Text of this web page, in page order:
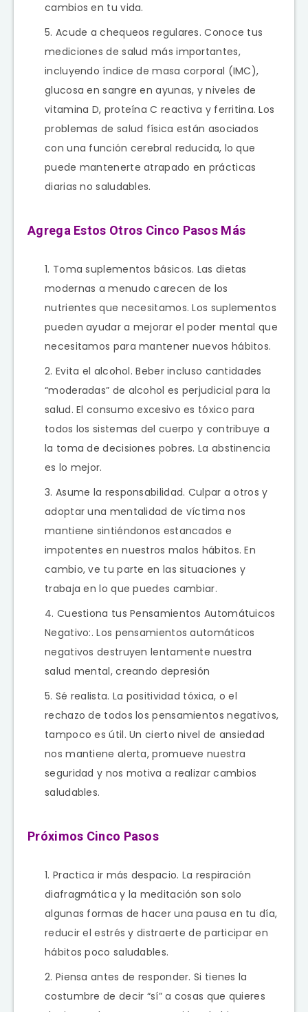
cambios en tu vida.
Acude a chequeos regulares. Conoce tus
mediciones de salud más importantes,
incluyendo índice de masa corporal (IMC),
glucosa en sangre en ayunas, y niveles de
vitamina D, proteína C reactiva y ferritina. Los
problemas de salud física están asociados
con una función cerebral reducida, lo que
puede mantenerte atrapado en prácticas
diarias no saludables.
Agrega Estos Otros Cinco Pasos Más
Toma suplementos básicos. Las dietas
modernas a menudo carecen de los
nutrientes que necesitamos. Los suplementos
pueden ayudar a mejorar el poder mental que
necesitamos para mantener nuevos hábitos.
Evita el alcohol. Beber incluso cantidades
“moderadas” de alcohol es perjudicial para la
salud. El consumo excesivo es tóxico para
todos los sistemas del cuerpo y contribuye a
la toma de decisiones pobres. La abstinencia
es lo mejor.
Asume la responsabilidad. Culpar a otros y
adoptar una mentalidad de víctima nos
mantiene sintiéndonos estancados e
impotentes en nuestros malos hábitos. En
cambio, ve tu parte en las situaciones y
trabaja en lo que puedes cambiar.
Cuestiona tus Pensamientos Automátuicos
Negativo:. Los pensamientos automáticos
negativos destruyen lentamente nuestra
salud mental, creando depresión
Sé realista. La positividad tóxica, o el
rechazo de todos los pensamientos negativos,
tampoco es útil. Un cierto nivel de ansiedad
nos mantiene alerta, promueve nuestra
seguridad y nos motiva a realizar cambios
saludables.
Próximos Cinco Pasos
Practica ir más despacio. La respiración
diafragmática y la meditación son solo
algunas formas de hacer una pausa en tu día,
reducir el estrés y distraerte de participar en
hábitos poco saludables.
Piensa antes de responder. Si tienes la
costumbre de decir “sí” a cosas que quieres